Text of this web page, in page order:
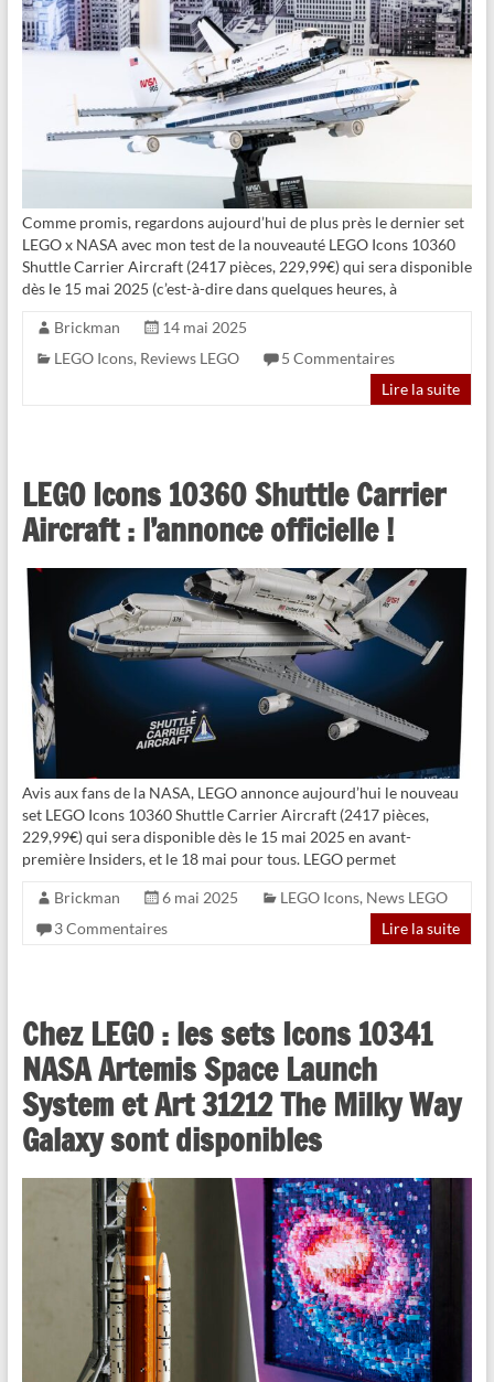
Comme promis, regardons aujourd’hui de plus près le dernier set
LEGO x NASA avec mon test de la nouveauté LEGO Icons 10360
Shuttle Carrier Aircraft (2417 pièces, 229,99€) qui sera disponible
dès le 15 mai 2025 (c’est-à-dire dans quelques heures, à
Brickman
14 mai 2025
LEGO Icons, Reviews LEGO
5 Commentaires
Lire la suite
LEGO Icons 10360 Shuttle Carrier
Aircraft : l’annonce officielle !
Avis aux fans de la NASA, LEGO annonce aujourd’hui le nouveau
set LEGO Icons 10360 Shuttle Carrier Aircraft (2417 pièces,
229,99€) qui sera disponible dès le 15 mai 2025 en avant-
première Insiders, et le 18 mai pour tous. LEGO permet
Brickman 6 mai 2025 LEGO Icons, News LEGO
3 Commentaires
Lire la suite
Chez LEGO : les sets Icons 10341
NASA Artemis Space Launch
System et Art 31212 The Milky Way
Galaxy sont disponibles